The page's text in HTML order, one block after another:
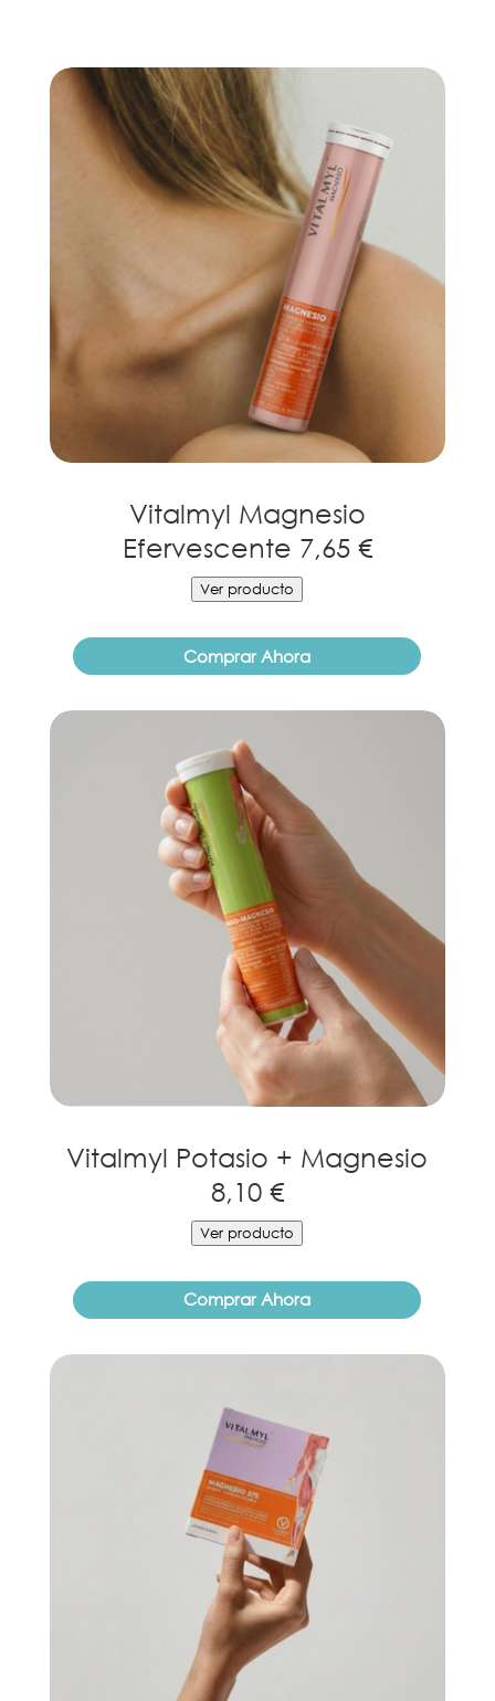
Vitalmyl Magnesio
Efervescente 7,65 €
Ver producto
Comprar Ahora
Vitalmyl Potasio + Magnesio
8,10 €
Ver producto
Comprar Ahora